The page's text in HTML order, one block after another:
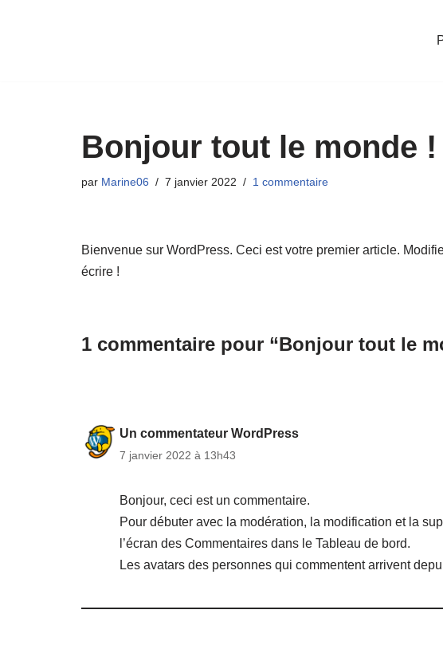
Bonjour tout le monde !
par Marine06 7 janvier 2022 1 commentaire
Bienvenue sur WordPress. Ceci est votre premier article.
écrire !
1 commentaire pour “Bonjour tout le
Un commentateur WordPress
7 janvier 2022 à 13h43
Bonjour, ceci est un commentaire.
Pour débuter avec la modération, la modification et la
l’écran des Commentaires dans le Tableau de bord.
Les avatars des personnes qui commentent arrivent